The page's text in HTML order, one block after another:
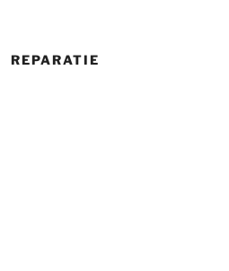
REPARATIE